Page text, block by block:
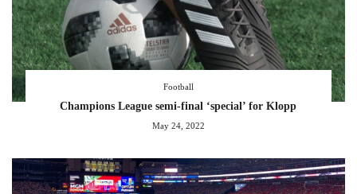
Football
Champions League semi-final ‘special’ for Klopp
May 24, 2022